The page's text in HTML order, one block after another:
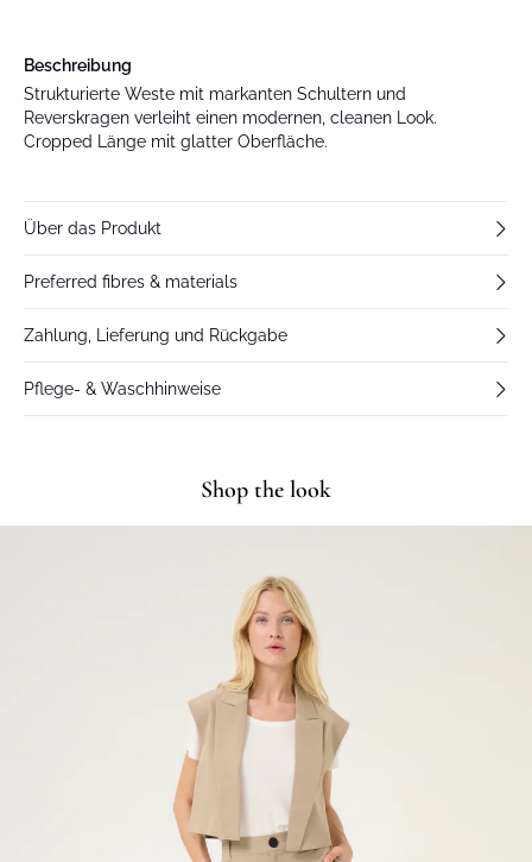
Beschreibung
Strukturierte Weste mit markanten Schultern und
Reverskragen verleiht einen modernen, cleanen Look.
Cropped Länge mit glatter Oberfläche.
Über das Produkt
Preferred fibres & materials
Zahlung, Lieferung und Rückgabe
Pflege- & Waschhinweise
Shop the look